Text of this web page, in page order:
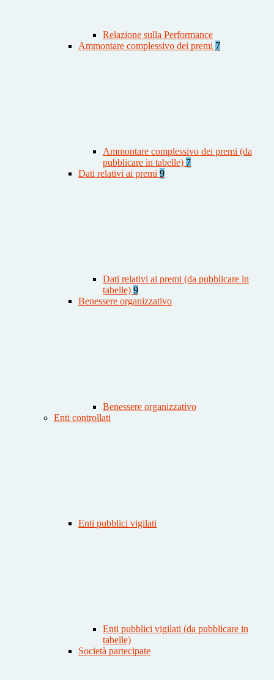
Relazione sulla Performance
Ammontare complessivo dei premi 7
Ammontare complessivo dei premi (da
pubblicare in tabelle) 7
Dati relativi ai premi 9
Dati relativi ai premi (da pubblicare in
tabelle) 9
Benessere organizzativo
Benessere organizzativo
Enti controllati
Enti pubblici vigilati
Enti pubblici vigilati (da pubblicare in
tabelle)
Società partecipate